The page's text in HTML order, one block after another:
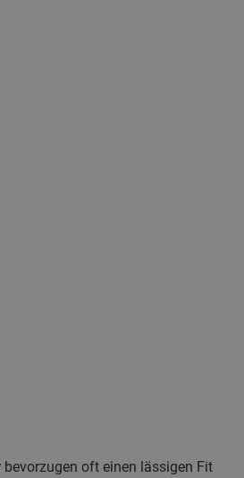
oft einen lässigen Fit